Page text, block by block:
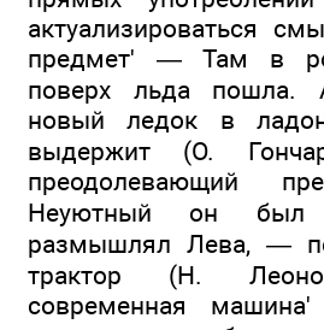
актуализироваться
предмет' — Там в
поверх льда пошла.
новый ледок в
выдержит (О.
преодолевающий
Неуютный он был
размышлял Лева, —
трактор (Н.
современная